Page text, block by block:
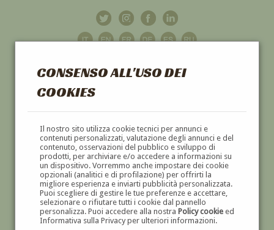
CONSENSO ALL'USO DEI
COOKIES
Il nostro sito utilizza cookie tecnici per annunci e
contenuti personalizzati, valutazione degli annunci e del
contenuto, osservazioni del pubblico e sviluppo di
prodotti, per archiviare e/o accedere a informazioni su
un dispositivo. Vorremmo anche impostare dei cookie
opzionali (analitici e di profilazione) per offrirti la
migliore esperienza e inviarti pubblicità personalizzata.
Puoi scegliere di gestire le tue preferenze e accettare,
selezionare o rifiutare tutti i cookie dal pannello
personalizza. Puoi accedere alla nostra Policy cookieed
Informativa sulla Privacy per ulteriori informazioni.
GALLERIAD'ARTE
DIPINTI E SCULTURE '800 E '900